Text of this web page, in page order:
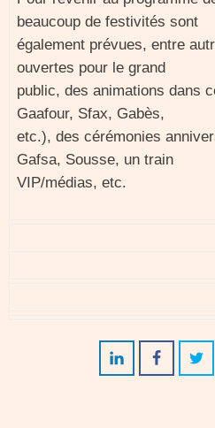
beaucoup de festivités sont
également prévues, entre
ouvertes pour le grand
public, des animations dans
Gaafour, Sfax, Gabès,
etc.), des cérémonies
Gafsa, Sousse, un train
VIP/médias, etc.